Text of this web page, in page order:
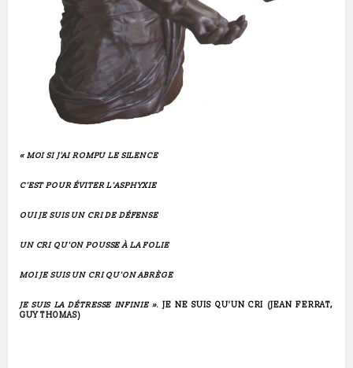
« MOI SI J'AI ROMPU LE SILENCE
C'EST POUR ÉVITER L'ASPHYXIE
OUI JE SUIS UN CRI DE DÉFENSE
UN CRI QU'ON POUSSE À LA FOLIE
MOI JE SUIS UN CRI QU'ON ABRÈGE
JE SUIS LA DÉTRESSE INFINIE ». JE NE SUIS QU'UN CRI (JEAN FERRAT,
GUY THOMAS)